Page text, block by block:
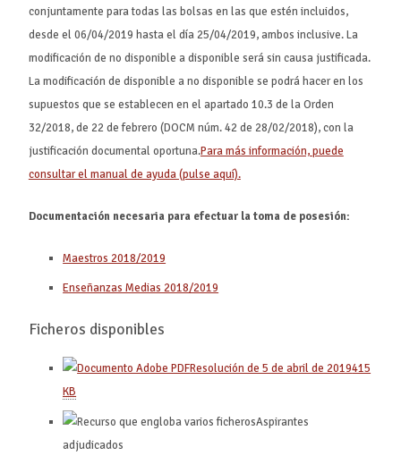
conjuntamente para todas las bolsas en las que estén incluidos,
desde el 06/04/2019 hasta el día 25/04/2019, ambos inclusive. La
modificación de no disponible a disponible será sin causa justificada.
La modificación de disponible a no disponible se podrá hacer en los
supuestos que se establecen en el apartado 10.3 de la Orden
32/2018, de 22 de febrero (DOCM núm. 42 de 28/02/2018), con la
justificación documental oportuna.Para más información, puede
consultar el manual de ayuda (pulse aquí).
Documentación necesaria para efectuar la toma de posesión:
Maestros 2018/2019
Enseñanzas Medias 2018/2019
Ficheros disponibles
Resolución de 5 de abril de 2019415
KB
Aspirantes
adjudicados